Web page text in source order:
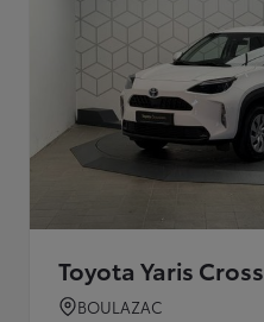
Toyota Yaris Cross
BOULAZAC